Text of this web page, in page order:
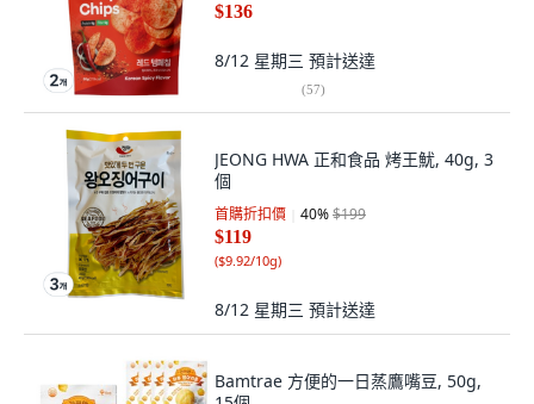
$136
8/12 星期三 預計送達
(57)
JEONG HWA 正和食品 烤王魷, 40g, 3
個
首購折扣價 40%$199
$119
($9.92/10g)
8/12 星期三 預計送達
Bamtrae 方便的一日蒸鷹嘴豆, 50g,